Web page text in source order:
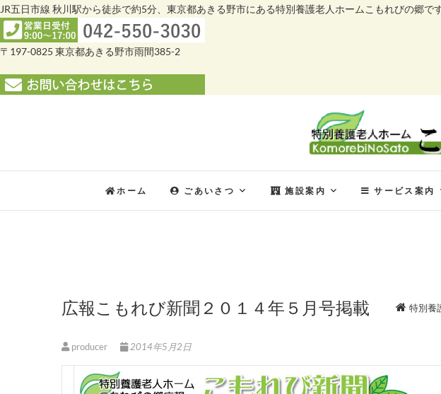
JR五日市線 秋川駅から徒歩で約5分、東京都あきる野市にある特別養護老人ホームこもれびの郷です
〒197-0825 東京都あきる野市雨間385-2
特別養護
ホーム ごあいさつ 施設案内 サービス案内
広報こもれび新聞２０１４年５月号掲載 特別養
producer 2014年5月2日